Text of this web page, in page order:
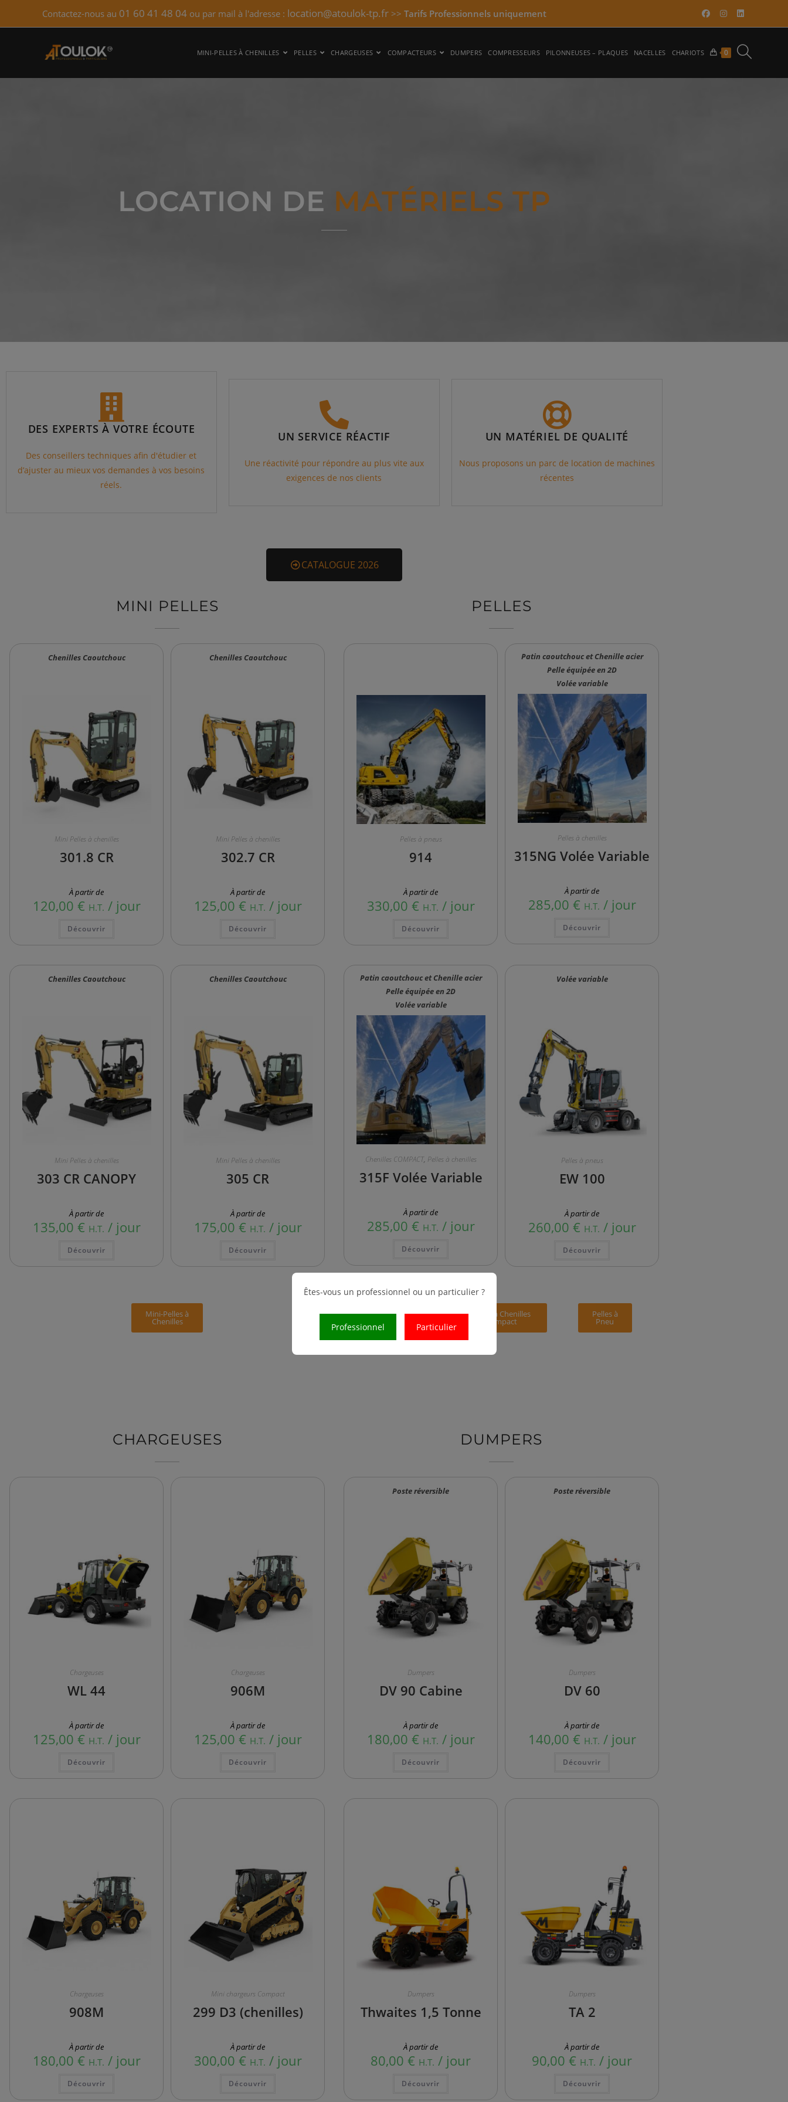
Contactez-nous au 01 60 41 48 04 ou par mail à l'adresse : location@atoulok-tp.fr >> Tarifs Professionnels uniquement​
MINI-PELLES À CHENILLES PELLES CHARGEUSES COMPACTEURS DUMPERS COMPRESSEURS PILONNEUSES – PLAQUES NACELLES CHARIOTS 0
LOCATION DE MATÉRIELS TP
DES EXPERTS À VOTRE ÉCOUTE
Des conseillers techniques afin d'étudier et
d’ajuster au mieux vos demandes à vos besoins
réels.
UN SERVICE RÉACTIF
Une réactivité pour répondre au plus vite aux
exigences de nos clients
UN MATÉRIEL DE QUALITÉ
Nous proposons un parc de location de machines
récentes
CATALOGUE 2026
MINI PELLES
Chenilles Caoutchouc
Mini Pelles à chenilles
301.8 CR
À partir de
120,00 € H.T. / jour
Découvrir
Chenilles Caoutchouc
Mini Pelles à chenilles
302.7 CR
À partir de
125,00 € H.T. / jour
Découvrir
Chenilles Caoutchouc
Mini Pelles à chenilles
303 CR CANOPY
À partir de
135,00 € H.T. / jour
Découvrir
Chenilles Caoutchouc
Mini Pelles à chenilles
305 CR
À partir de
175,00 € H.T. / jour
Découvrir
Mini-Pelles à
Chenilles
PELLES
Pelles à pneus
914
À partir de
330,00 € H.T. / jour
Découvrir
Patin caoutchouc et Chenille acier
Pelle équipée en 2D
Volée variable
Pelles à chenilles
315NG Volée Variable
À partir de
285,00 € H.T. / jour
Découvrir
Patin caoutchouc et Chenille acier
Pelle équipée en 2D
Volée variable
Chenilles COMPACT, Pelles à chenilles
315F Volée Variable
À partir de
285,00 € H.T. / jour
Découvrir
Volée variable
Pelles à pneus
EW 100
À partir de
260,00 € H.T. / jour
Découvrir
Pelles à
Chenilles
Pelles à Chenilles
Compact
Pelles à
Pneu
CHARGEUSES
Chargeuses
WL 44
À partir de
125,00 € H.T. / jour
Découvrir
Chargeuses
906M
À partir de
125,00 € H.T. / jour
Découvrir
Chargeuses
908M
À partir de
180,00 € H.T. / jour
Découvrir
Mini chargeurs Compact
299 D3 (chenilles)
À partir de
300,00 € H.T. / jour
Découvrir
DUMPERS
Poste réversible
Dumpers
DV 90 Cabine
À partir de
180,00 € H.T. / jour
Découvrir
Poste réversible
Dumpers
DV 60
À partir de
140,00 € H.T. / jour
Découvrir
Dumpers
Thwaites 1,5 Tonne
À partir de
80,00 € H.T. / jour
Découvrir
Dumpers
TA 2
À partir de
90,00 € H.T. / jour
Découvrir
Êtes-vous un professionnel ou un particulier ?
Professionnel Particulier